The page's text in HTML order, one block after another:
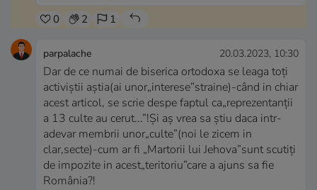
0 2 1
parpalache 20.03.2023, 10:30
Dar de ce numai de biserica ortodoxa se leaga toți
activiștii aștia(ai unor„interese”straine)-când in chiar
acest articol, se scrie despe faptul ca„reprezentanții
a 13 culte au cerut...”!Și aș vrea sa știu daca intr-
adevar membrii unor„culte”(noi le zicem in
clar,secte)-cum ar fi „Martorii lui Jehova”sunt scutiți
de impozite in acest„teritoriu”care a ajuns sa fie
România?!